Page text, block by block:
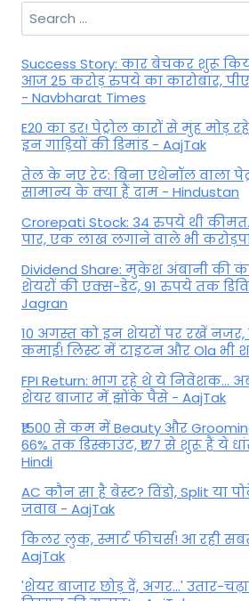
Search
for:
Success Story: कार बेचकर शुरू
आज 25 करोड़ रुपये का कारोबार,
- Navbharat Times
E20 का डर! पेट्रोल कारों से मुंह मोड़
इन गाड़ियों की डिमांड - AajTak
तेल के नए रेट: बिना एथेनॉल वाला
सामान्य के क्या हैं दाम - Hindustan
Crorepati Stock: 34 रुपये थी
पार, एक लाख लगाने वाले भी
Dividend Share: मुकेश अंबानी की
शेयरों की एक्स-डेट, 91 रुपये तक
Jagran
10 अगस्त को इन शेयरों पर रखें नजर,
कमाई! लिस्ट में टाइटन और Ola भी
FPI Return: भाग रहे थे ये निवेशक...
शेयर बाजार में झोंके पैसे - AajTak
₹1500 से कम में Beauty और
66% तक डिस्काउंट, ₹177 से शुरू हैं ये
Hindi
AC कौन सा है बेस्ट? विंडो, Split या
जवाब - AajTak
किलर लुक, स्मार्ट फीचर्स! आ रही
AajTak
'शेयर बाजार छोड़ दें, अगर...' उतार-